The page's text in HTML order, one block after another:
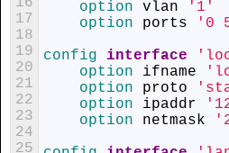
17
18
19
20
21
22
23
24
25
option vlan
'1'
option ports
'0
config interface
option ifname
option proto
option ipaddr
option netmask